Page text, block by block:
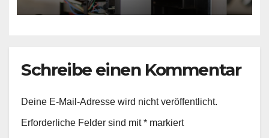
Schreibe einen Kommentar
Deine E-Mail-Adresse wird nicht veröffentlicht.
Erforderliche Felder sind mit* markiert